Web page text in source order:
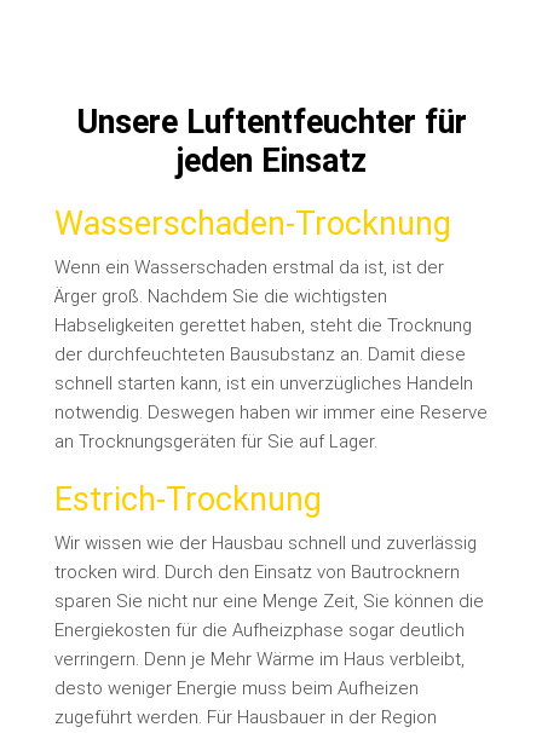
Unsere Luftentfeuchter für
jeden Einsatz
Wasserschaden-Trocknung
Wenn ein Wasserschaden erstmal da ist, ist der
Ärger groß. Nachdem Sie die wichtigsten
Habseligkeiten gerettet haben, steht die Trocknung
der durchfeuchteten Bausubstanz an. Damit diese
schnell starten kann, ist ein unverzügliches Handeln
notwendig. Deswegen haben wir immer eine Reserve
an Trocknungsgeräten für Sie auf Lager.
Estrich-Trocknung
Wir wissen wie der Hausbau schnell und zuverlässig
trocken wird. Durch den Einsatz von Bautrocknern
sparen Sie nicht nur eine Menge Zeit, Sie können die
Energiekosten für die Aufheizphase sogar deutlich
verringern. Denn je Mehr Wärme im Haus verbleibt,
desto weniger Energie muss beim Aufheizen
zugeführt werden. Für Hausbauer in der Region